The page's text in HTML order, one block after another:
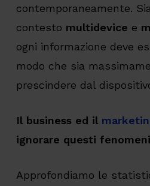
contemporaneamente.
contesto multidevice e
ogni informazione deve
modo che sia
prescindere dal
Il business ed il
ignorare questi fenomeni
Approfondiamo le